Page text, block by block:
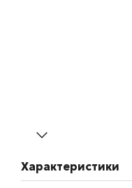
Характеристики